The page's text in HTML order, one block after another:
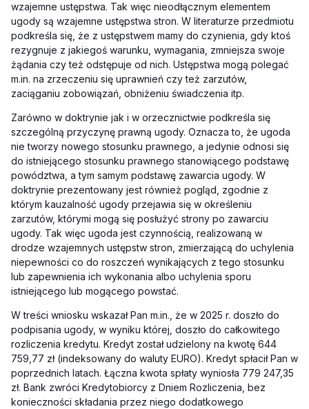
wzajemne ustępstwa. Tak więc nieodłącznym elementem
ugody są wzajemne ustępstwa stron. W literaturze przedmiotu
podkreśla się, że z ustępstwem mamy do czynienia, gdy ktoś
rezygnuje z jakiegoś warunku, wymagania, zmniejsza swoje
żądania czy też odstępuje od nich. Ustępstwa mogą polegać
m.in. na zrzeczeniu się uprawnień czy też zarzutów,
zaciąganiu zobowiązań, obniżeniu świadczenia itp.
Zarówno w doktrynie jak i w orzecznictwie podkreśla się
szczególną przyczynę prawną ugody. Oznacza to, że ugoda
nie tworzy nowego stosunku prawnego, a jedynie odnosi się
do istniejącego stosunku prawnego stanowiącego podstawę
powództwa, a tym samym podstawę zawarcia ugody. W
doktrynie prezentowany jest również pogląd, zgodnie z
którym kauzalność ugody przejawia się w określeniu
zarzutów, którymi mogą się posłużyć strony po zawarciu
ugody. Tak więc ugoda jest czynnością, realizowaną w
drodze wzajemnych ustępstw stron, zmierzającą do uchylenia
niepewności co do roszczeń wynikających z tego stosunku
lub zapewnienia ich wykonania albo uchylenia sporu
istniejącego lub mogącego powstać.
W treści wniosku wskazał Pan m.in., że w 2025 r. doszło do
podpisania ugody, w wyniku której, doszło do całkowitego
rozliczenia kredytu. Kredyt został udzielony na kwotę 644
759,77 zł (indeksowany do waluty EURO). Kredyt spłacił Pan w
poprzednich latach. Łączna kwota spłaty wyniosła 779 247,35
zł. Bank zwróci Kredytobiorcy z Dniem Rozliczenia, bez
konieczności składania przez niego dodatkowego